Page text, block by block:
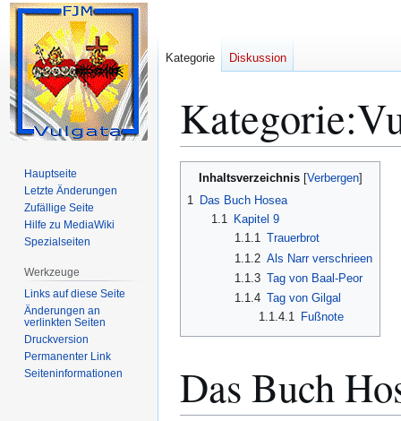
Kategorie:
Inhaltsverzeichnis
1 Das Buch Hosea
1.1
Kapitel 9
1.1.1 Trauerbrot
1.1.2 Als Narr verschrieen
1.1.3 Tag von Baal-Peor
1.1.4 Tag von Gilgal
1.1.4.1
Fußnote
Das Buch
Kategorie Diskussion
Hauptseite
Letzte Änderungen
Zufällige Seite
Hilfe zu MediaWiki
Spezialseiten
Werkzeuge
Links auf diese Seite
Änderungen an
verlinkten Seiten
Druckversion
Permanenter Link
Seiten­­informationen